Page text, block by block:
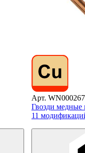
Арт.
Гвозди медные
11